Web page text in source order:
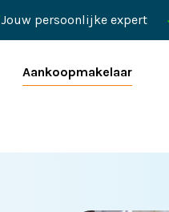
Jouw persoonlijke expert
Aankoopmakelaar